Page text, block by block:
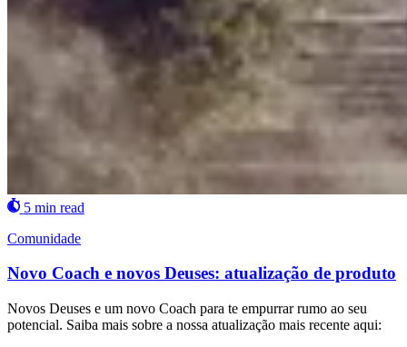
5 min read
Comunidade
Novo Coach e novos Deuses: atualização de produto
Novos Deuses e um novo Coach para te empurrar rumo ao seu
potencial. Saiba mais sobre a nossa atualização mais recente aqui: